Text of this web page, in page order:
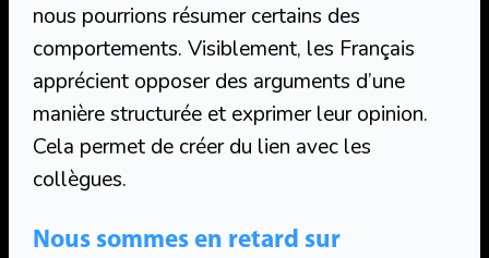
nous pourrions résumer certains des
comportements. Visiblement, les Français
apprécient opposer des arguments d’une
manière structurée et exprimer leur opinion.
Cela permet de créer du lien avec les
collègues.
Nous sommes en retard sur